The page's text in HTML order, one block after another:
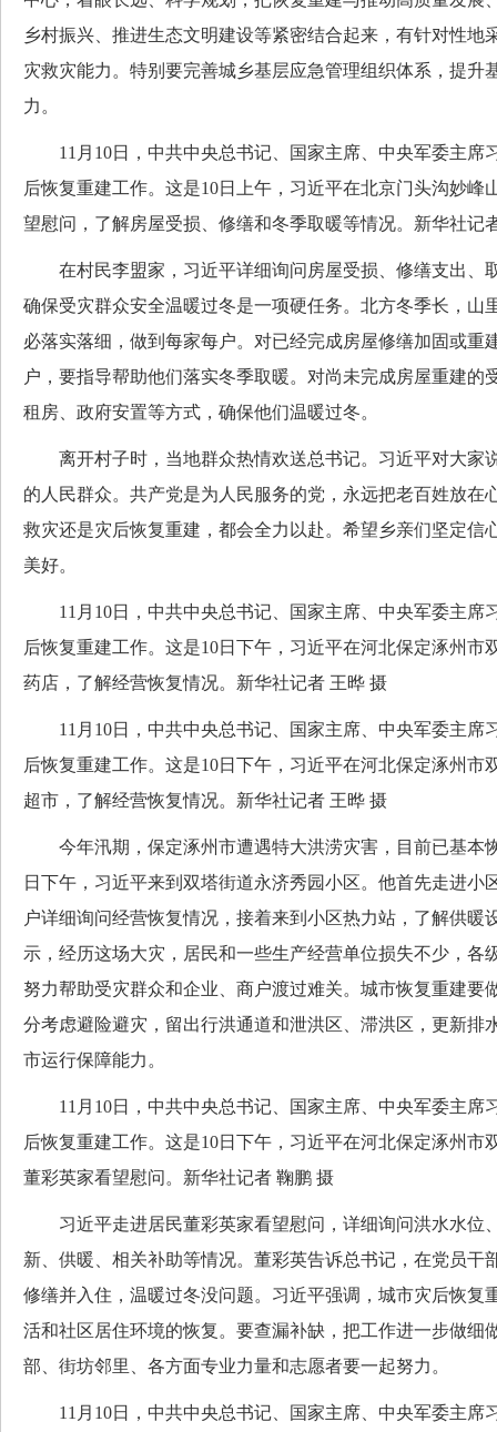
乡村振兴、推进生态文明建设等紧密结合起来，有针对性地
灾救灾能力。特别要完善城乡基层应急管理组织体系，提升
力。
11月10日，中共中央总书记、国家主席、中央军委主席
后恢复重建工作。这是10日上午，习近平在北京门头沟妙峰
望慰问，了解房屋受损、修缮和冬季取暖等情况。新华社记
在村民李盟家，习近平详细询问房屋受损、修缮支出、
确保受灾群众安全温暖过冬是一项硬任务。北方冬季长，山
必落实落细，做到每家每户。对已经完成房屋修缮加固或重
户，要指导帮助他们落实冬季取暖。对尚未完成房屋重建的
租房、政府安置等方式，确保他们温暖过冬。
离开村子时，当地群众热情欢送总书记。习近平对大家
的人民群众。共产党是为人民服务的党，永远把老百姓放在
救灾还是灾后恢复重建，都会全力以赴。希望乡亲们坚定信
美好。
11月10日，中共中央总书记、国家主席、中央军委主席
后恢复重建工作。这是10日下午，习近平在河北保定涿州市
药店，了解经营恢复情况。新华社记者 王晔 摄
11月10日，中共中央总书记、国家主席、中央军委主席
后恢复重建工作。这是10日下午，习近平在河北保定涿州市
超市，了解经营恢复情况。新华社记者 王晔 摄
今年汛期，保定涿州市遭遇特大洪涝灾害，目前已基本
日下午，习近平来到双塔街道永济秀园小区。他首先走进小
户详细询问经营恢复情况，接着来到小区热力站，了解供暖
示，经历这场大灾，居民和一些生产经营单位损失不少，各
努力帮助受灾群众和企业、商户渡过难关。城市恢复重建要
分考虑避险避灾，留出行洪通道和泄洪区、滞洪区，更新排
市运行保障能力。
11月10日，中共中央总书记、国家主席、中央军委主席
后恢复重建工作。这是10日下午，习近平在河北保定涿州市
董彩英家看望慰问。新华社记者 鞠鹏 摄
习近平走进居民董彩英家看望慰问，详细询问洪水水位
新、供暖、相关补助等情况。董彩英告诉总书记，在党员干
修缮并入住，温暖过冬没问题。习近平强调，城市灾后恢复
活和社区居住环境的恢复。要查漏补缺，把工作进一步做细
部、街坊邻里、各方面专业力量和志愿者要一起努力。
11月10日，中共中央总书记、国家主席、中央军委主席